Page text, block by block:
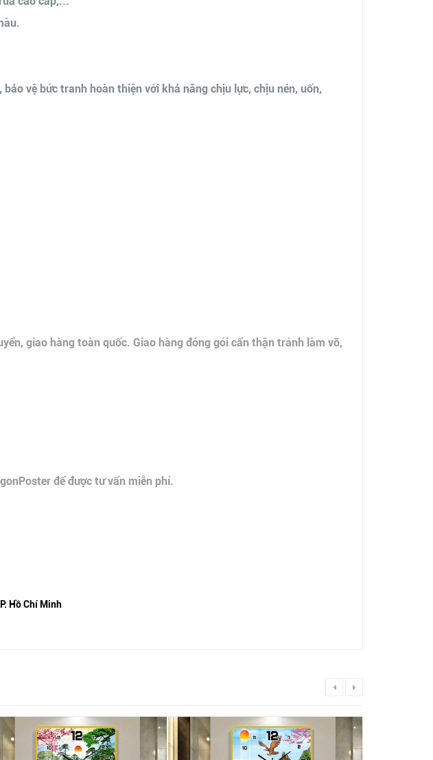
vệ bức tranh hoàn thiện với khả năng chịu lực, chịu nén, uốn,
giao hàng toàn quốc. Giao hàng đóng gói cẩn thận tránh làm vỡ,
để được tư vấn miễn phí.
Hồ Chí Minh